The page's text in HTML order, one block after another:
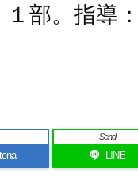
部。指導
LINE
Send